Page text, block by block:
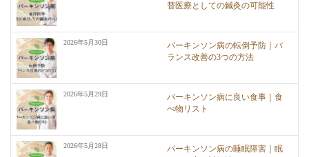
替医療としての鍼灸の可能性
2026年5月30日
パーキンソン病の転倒予防｜バ
ランス改善の3つの方法
2026年5月29日
パーキンソン病に良い食事｜食
べ物リスト
2026年5月28日
パーキンソン病の睡眠障害｜眠